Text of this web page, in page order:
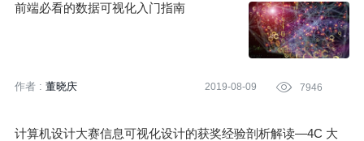
前端必看的数据可视化入门指南
作者 : 董晓庆 2019-08-09  7946
计算机设计大赛信息可视化设计的获奖经验剖析解读—4C 大